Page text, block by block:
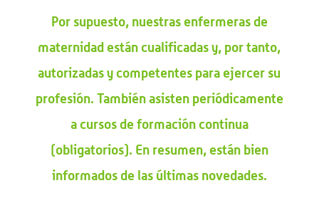
Por supuesto, nuestras enfermeras de
maternidad están cualificadas y, por tanto,
autorizadas y competentes para ejercer su
profesión. También asisten periódicamente
a cursos de formación continua
(obligatorios). En resumen, están bien
informados de las últimas novedades.